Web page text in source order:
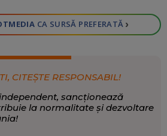
CA SURSĂ PREFERATĂ ›
CITEȘTE RESPONSABIL!
sancționează
la normalitate și dezvoltare